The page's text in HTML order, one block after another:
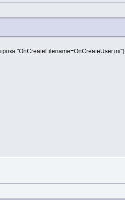
"OnCreateFilename=OnCreateUser.ini")